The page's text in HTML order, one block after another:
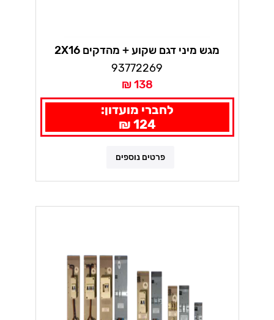
מגש מיני דגם שקוע + מהדקים 2X16
93772269
138 ₪
לחברי מועדון:
124 ₪
פרטים נוספים